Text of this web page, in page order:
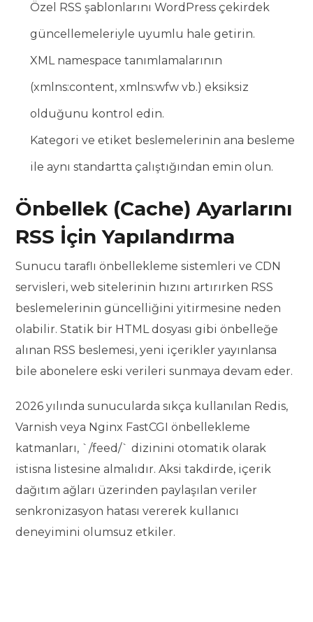
Özel RSS şablonlarını WordPress çekirdek
güncellemeleriyle uyumlu hale getirin.
XML namespace tanımlamalarının
(xmlns:content, xmlns:wfw vb.) eksiksiz
olduğunu kontrol edin.
Kategori ve etiket beslemelerinin ana besleme
ile aynı standartta çalıştığından emin olun.
Önbellek (Cache) Ayarlarını
RSS İçin Yapılandırma
Sunucu taraflı önbellekleme sistemleri ve CDN
servisleri, web sitelerinin hızını artırırken RSS
beslemelerinin güncelliğini yitirmesine neden
olabilir. Statik bir HTML dosyası gibi önbelleğe
alınan RSS beslemesi, yeni içerikler yayınlansa
bile abonelere eski verileri sunmaya devam eder.
2026 yılında sunucularda sıkça kullanılan Redis,
Varnish veya Nginx FastCGI önbellekleme
katmanları, `/feed/` dizinini otomatik olarak
istisna listesine almalıdır. Aksi takdirde, içerik
dağıtım ağları üzerinden paylaşılan veriler
senkronizasyon hatası vererek kullanıcı
deneyimini olumsuz etkiler.